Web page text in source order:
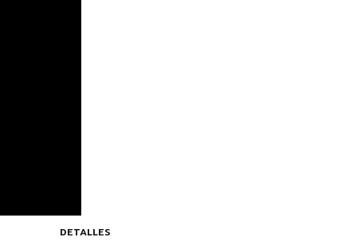
DETALLES